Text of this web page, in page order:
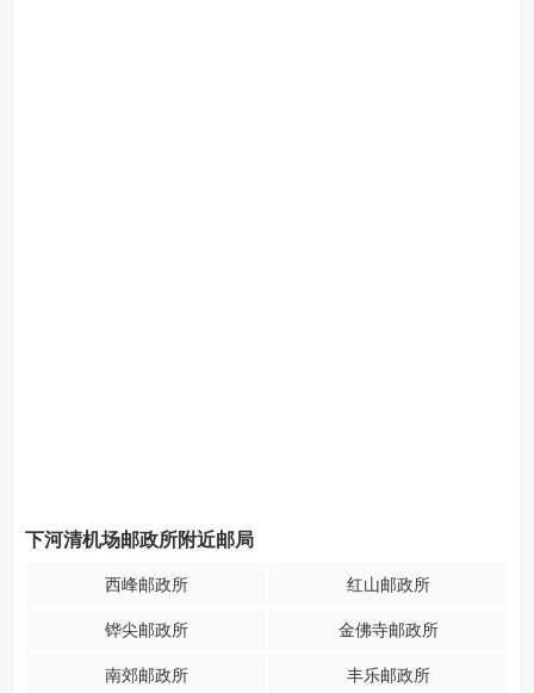
下河清机场邮政所附近邮局
西峰邮政所 红山邮政所
铧尖邮政所 金佛寺邮政所
南郊邮政所 丰乐邮政所